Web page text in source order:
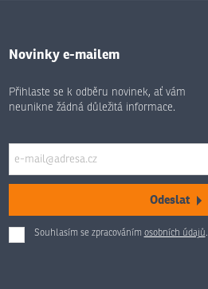
Novinky e-mailem
Přihlaste se k odběru novinek, ať vám
neunikne žádná důležitá informace.
Odeslat
Souhlasím se zpracováním osobních údajů.
Formulář